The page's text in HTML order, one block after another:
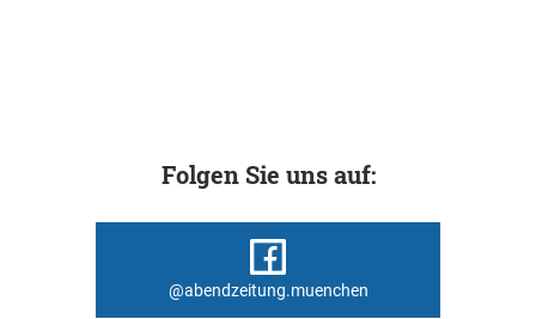
Folgen Sie uns auf:
@abendzeitung.muenchen